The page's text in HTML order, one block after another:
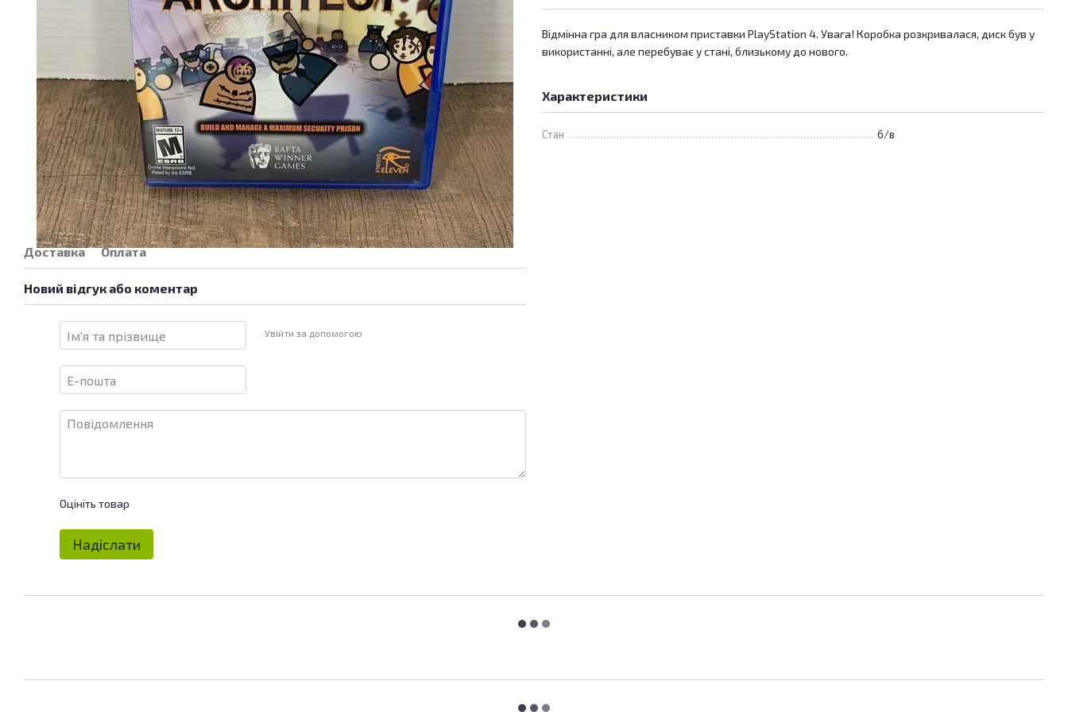
Доставка Оплата
Новий відгук або коментар
Увійти за допомогою
Оцініть товар
Надіслати
Відмінна гра для власником приставки PlayStation 4. Увага! Коробка розкривалася, диск був у
використанні, але перебуває у стані, близькому до нового.
Характеристики
Стан б/в